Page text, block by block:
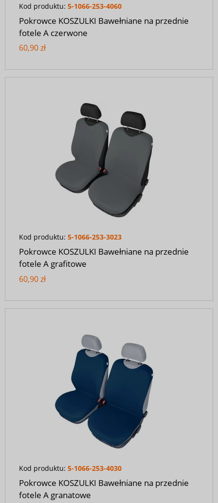
Kod produktu: 5-1066-253-4060
Pokrowce KOSZULKI Bawełniane na przednie
fotele A czerwone
60,90 zł
Kod produktu: 5-1066-253-3023
Pokrowce KOSZULKI Bawełniane na przednie
fotele A grafitowe
60,90 zł
Kod produktu: 5-1066-253-4030
Pokrowce KOSZULKI Bawełniane na przednie
fotele A granatowe